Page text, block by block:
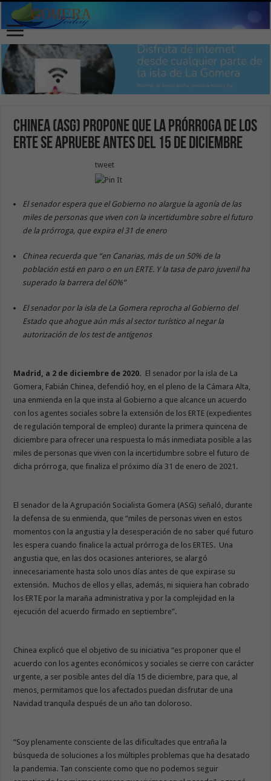
Chinea (ASG) propone que la prórroga de los
ERTE se apruebe antes del 15 de diciembre
tweet
El senador espera que el Gobierno no alargue la agonía de las
miles de personas que viven con la incertidumbre sobre el futuro
de la prórroga, que expira el 31 de enero
Chinea recuerda que “en Canarias, más de un 50% de la
población está en paro o en un ERTE. Y la tasa de paro juvenil ha
superado la barrera del 60%”
El senador por la isla de La Gomera reprocha al Gobierno del
Estado que ahogue aún más al sector turístico al negar la
autorización de los test de antígenos
Madrid, a 2 de diciembre de 2020. El senador por la isla de La
Gomera, Fabián Chinea, defendió hoy, en el pleno de la Cámara Alta,
una enmienda en la que insta al Gobierno a que alcance un acuerdo
con los agentes sociales sobre la extensión de los ERTE (expedientes
de regulación temporal de empleo) durante la primera quincena de
diciembre para ofrecer una respuesta lo más inmediata posible a las
miles de personas que viven con la incertidumbre sobre el futuro de
dicha prórroga, que finaliza el próximo día 31 de enero de 2021.
El senador de la Agrupación Socialista Gomera (ASG) señaló, durante
la defensa de su enmienda, que “miles de personas viven en estos
momentos con la angustia y la desesperación de no saber qué futuro
les espera cuando finalice la actual prórroga de los ERTES. Una
angustia que, en las dos ocasiones anteriores, se alargó
innecesariamente hasta solo unos días antes de que expirase su
extensión. Muchos de ellos y ellas, además, ni siquiera han cobrado
los ERTE por la maraña administrativa y por la complejidad en la
ejecución del acuerdo firmado en septiembre”.
Chinea explicó que el objetivo de su iniciativa “es proponer que el
acuerdo con los agentes económicos y sociales se cierre con carácter
urgente, a ser posible antes del día 15 de diciembre, para que, al
menos, permitamos que los afectados puedan disfrutar de una
Navidad tranquila después de un año tan doloroso.
“Soy plenamente consciente de las dificultades que entraña la
búsqueda de soluciones a los múltiples problemas que ha desatado
la pandemia. Tan consciente como que no podemos seguir